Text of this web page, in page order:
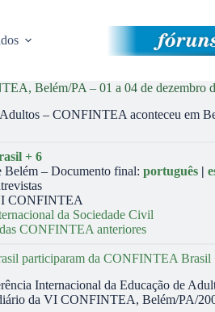
Belém/PA – 01 a 04 de dezembro
– CONFINTEA aconteceu em
+ 6
Belém – Documento final:português |
CONFINTEA
da Sociedade Civil
CONFINTEA anteriores
participaram da CONFINTEA Brasil
Internacional da Educação de
da VI CONFINTEA, Belém/PA/